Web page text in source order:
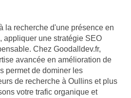
la recherche d'une présence en
appliquer une stratégie SEO
Chez Goodalldev.fr,
avancée en amélioration de
permet de dominer les
de recherche à Oullins et plus
votre trafic organique et